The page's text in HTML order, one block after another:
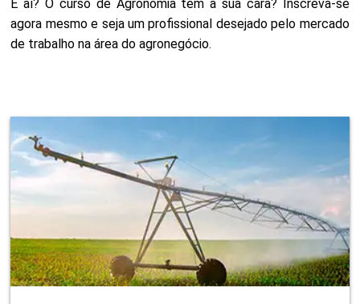
E aí? O curso de Agronomia tem a sua cara? Inscreva-se
agora mesmo e seja um profissional desejado pelo mercado
de trabalho na área do agronegócio.